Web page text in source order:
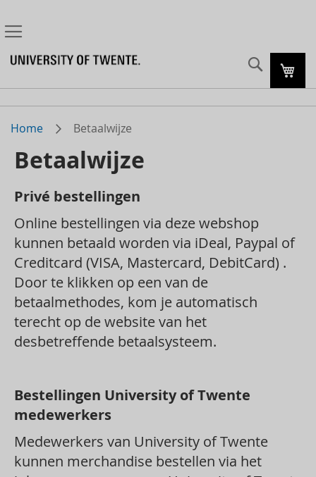
Home Betaalwijze
Betaalwijze
Privé bestellingen
Online bestellingen via deze webshop
kunnen betaald worden via iDeal, Paypal of
Creditcard (VISA, Mastercard, DebitCard) .
Door te klikken op een van de
betaalmethodes, kom je automatisch
terecht op de website van het
desbetreffende betaalsysteem.
Bestellingen University of Twente
medewerkers
Medewerkers van University of Twente
kunnen merchandise bestellen via het